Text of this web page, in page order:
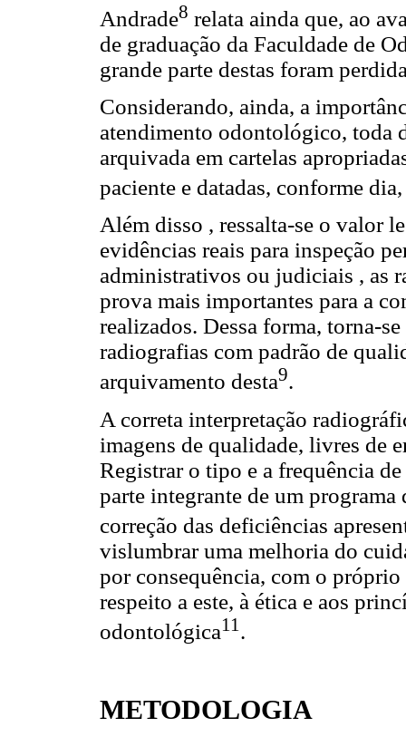
Andrade8 relata ainda que, ao
de graduação da Faculdade de
grande parte destas foram
Considerando, ainda, a
atendimento odontológico, toda
arquivada em cartelas
paciente e datadas, conforme
Além disso , ressalta-se o valor
evidências reais para inspeção
administrativos ou judiciais , as
prova mais importantes para a
realizados. Dessa forma, torna-
radiografias com padrão de
arquivamento desta9.
A correta interpretação
imagens de qualidade, livres de
Registrar o tipo e a frequência
parte integrante de um
correção das deficiências
vislumbrar uma melhoria do
por consequência, com o
respeito a este, à ética e aos
odontológica11 .
METODOLOGIA